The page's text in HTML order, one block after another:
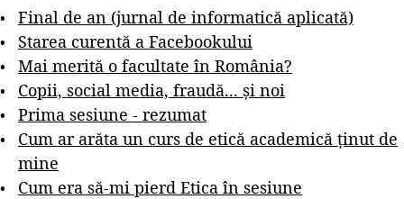
Final de an (jurnal de informatică aplicată)
Starea curentă a Facebookului
Mai merită o facultate în România?
Copii, social media, fraudă... și noi
Prima sesiune - rezumat
Cum ar arăta un curs de etică academică ținut de
mine
Cum era să-mi pierd Etica în sesiune